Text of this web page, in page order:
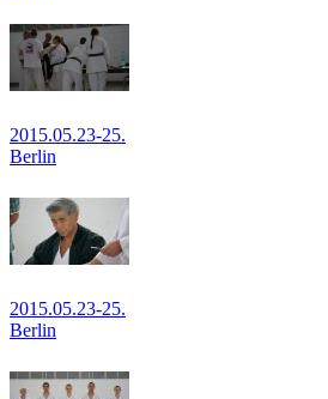
2015.05.23-25.
Berlin
2015.05.23-25.
Berlin